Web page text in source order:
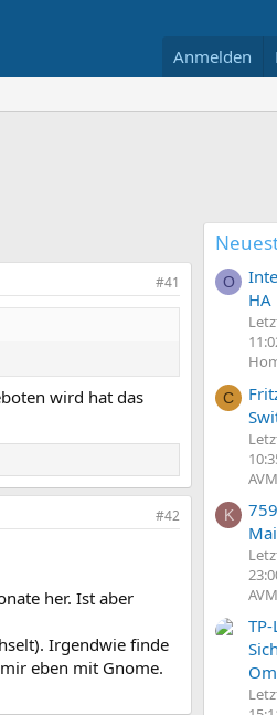
Anmelden
#41
wird hat das
#42
her. Ist aber
Irgendwie finde
eben mit Gnome.
O
HA
C
K